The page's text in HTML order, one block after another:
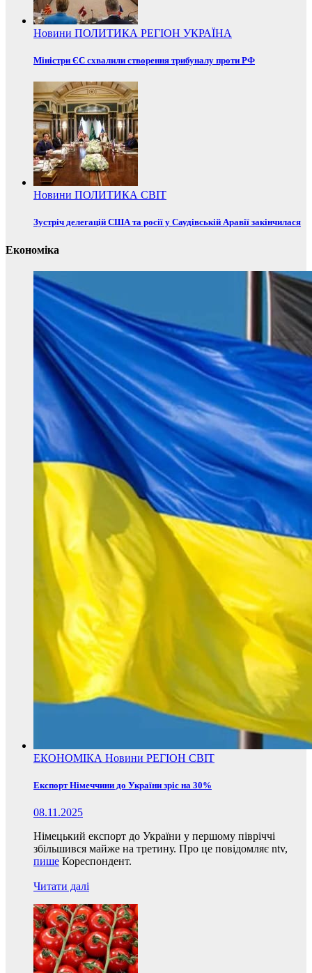
Новини ПОЛИТИКА РЕГІОН УКРАЇНА
Міністри ЄС схвалили створення трибуналу проти РФ
Новини ПОЛИТИКА СВІТ
Зустріч делегацій США та росії у Саудівській Аравії закінчилася
Економіка
ЕКОНОМІКА Новини РЕГІОН СВІТ
Експорт Німеччини до України зріс на 30%
08.11.2025
Німецький експорт до України у першому півріччі
збільшився майже на третину. Про це повідомляє ntv,
пише Кореспондент.
Читати далі